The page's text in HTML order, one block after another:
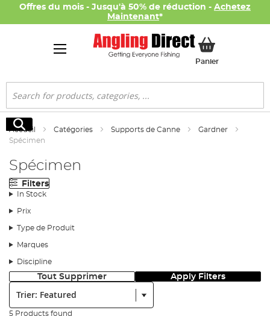
Offres du mois - Jusqu'à 50% de réduction - Achetez
Maintenant*
PanierMon panier
Rechercher
Rechercher
Accueil Catégories Supports de Canne
Gardner
Spécimen
Spécimen
Filters
In Stock
Prix
Type de Produit
Marques
Discipline
Tout Supprimer Apply Filters
5 Products found